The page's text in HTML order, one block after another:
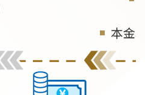
本金